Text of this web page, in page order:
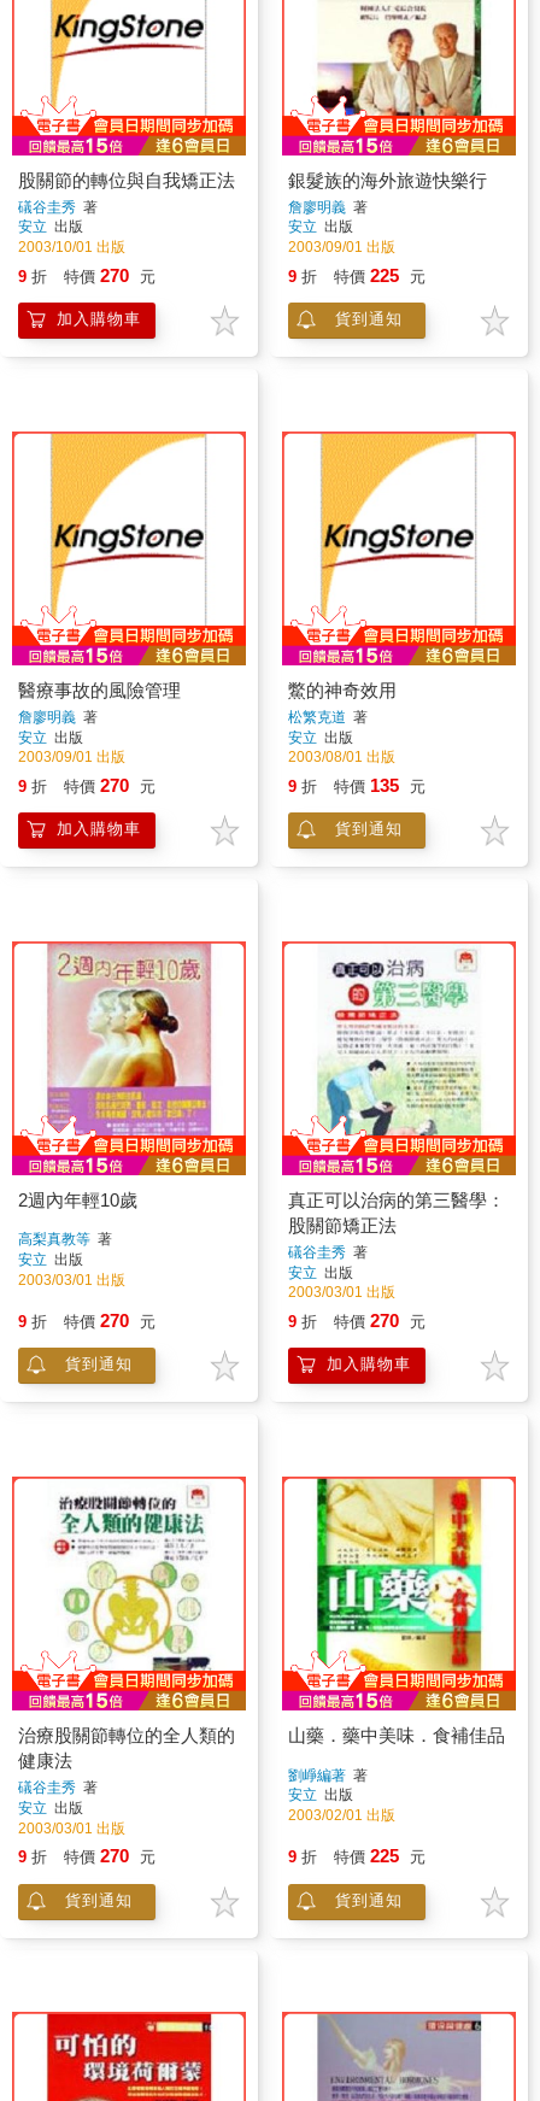
股關節的轉位與自我矯正法
礒谷圭秀 著
安立 出版
2003/10/01 出版
9 折 特價 270 元
加入購物車
銀髮族的海外旅遊快樂行
詹廖明義 著
安立 出版
2003/09/01 出版
9 折 特價 225 元
貨到通知
醫療事故的風險管理
詹廖明義 著
安立 出版
2003/09/01 出版
9 折 特價 270 元
加入購物車
鱉的神奇效用
松繁克道 著
安立 出版
2003/08/01 出版
9 折 特價 135 元
貨到通知
2週內年輕10歲
高梨真教等 著
安立 出版
2003/03/01 出版
9 折 特價 270 元
貨到通知
真正可以治病的第三醫學：
股關節矯正法
礒谷圭秀 著
安立 出版
2003/03/01 出版
9 折 特價 270 元
加入購物車
治療股關節轉位的全人類的
健康法
礒谷圭秀 著
安立 出版
2003/03/01 出版
9 折 特價 270 元
貨到通知
山藥．藥中美味．食補佳品
劉崢編著 著
安立 出版
2003/02/01 出版
9 折 特價 225 元
貨到通知